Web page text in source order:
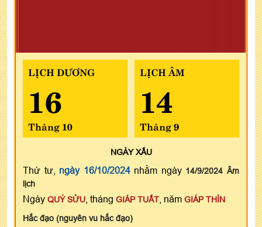
LỊCH DƯƠNG
16
Tháng 10
LỊCH ÂM
14
Tháng 9
NGÀYXẤU
Thứ tư, ngày 16/10/2024nhằm ngày 14/9/2024 Âm
lịch
Ngày QUÝ SỬU , tháng GIÁP TUẤT , năm GIÁP THÌN
Hắc đạo (nguyên vu hắc đạo)